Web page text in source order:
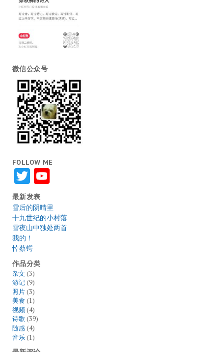
微信公众号
FOLLOW ME
TwitterYouTube
最新发表
雪后的阴晴里
十九世纪的小村落
雪夜山中独处两首
我的！
悼蔡锷
作品分类
杂文 (3)
游记(9)
照片(3)
美食 (1)
视频(4)
诗歌(39)
随感(4)
音乐(1)